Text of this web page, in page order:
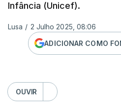
Infância (Unicef).
Lusa / 2 Julho 2025, 08:06
ADICIONAR COMO
OUVIR